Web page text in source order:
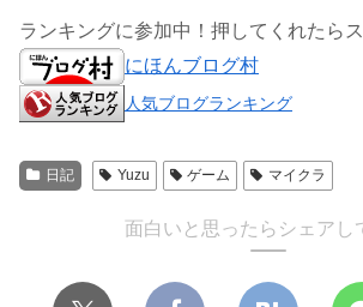
ランキングに参加中！押してくれたら
にほんブログ村
人気ブログランキング
日記 Yuzu ゲーム マイクラ
面白いと思ったらシェアし